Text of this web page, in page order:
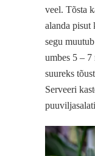
veel. Tõsta
alanda pisut
segu
umbes 5 –
suureks
Serveeri